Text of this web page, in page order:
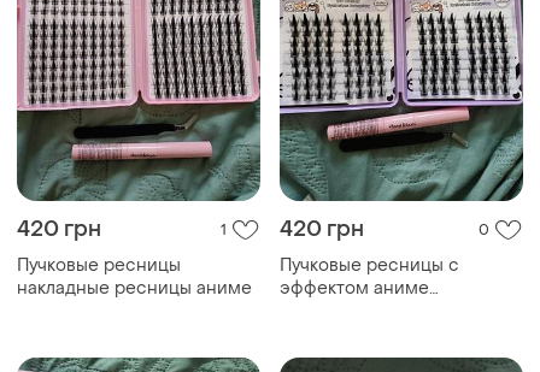
420 грн 1
Пучковые ресницы
накладные ресницы аниме
420 грн 0
Пучковые ресницы с
эффектом аниме